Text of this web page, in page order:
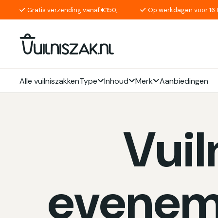
Gratis verzending vanaf €150,- Op werkdagen voor
Alle vuilniszakkenType Inhoud Merk Aanbiedingen